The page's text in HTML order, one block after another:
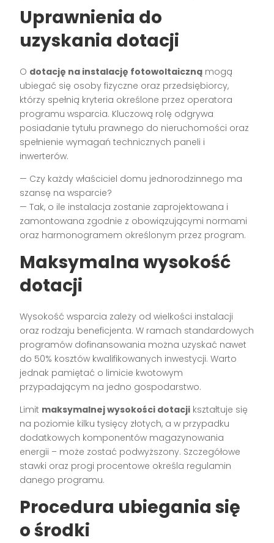
Uprawnienia do
uzyskania dotacji
O dotację na instalację fotowoltaiczną mogą
ubiegać się osoby fizyczne oraz przedsiębiorcy,
którzy spełnią kryteria określone przez operatora
programu wsparcia. Kluczową rolę odgrywa
posiadanie tytułu prawnego do nieruchomości oraz
spełnienie wymagań technicznych paneli i
inwerterów.
— Czy każdy właściciel domu jednorodzinnego ma
szansę na wsparcie?
— Tak, o ile instalacja zostanie zaprojektowana i
zamontowana zgodnie z obowiązującymi normami
oraz harmonogramem określonym przez program.
Maksymalna wysokość
dotacji
Wysokość wsparcia zależy od wielkości instalacji
oraz rodzaju beneficjenta. W ramach standardowych
programów dofinansowania można uzyskać nawet
do 50% kosztów kwalifikowanych inwestycji. Warto
jednak pamiętać o limicie kwotowym
przypadającym na jedno gospodarstwo.
Limit maksymalnej wysokości dotacji kształtuje się
na poziomie kilku tysięcy złotych, a w przypadku
dodatkowych komponentów magazynowania
energii – może zostać podwyższony. Szczegółowe
stawki oraz progi procentowe określa regulamin
danego programu.
Procedura ubiegania się
o środki